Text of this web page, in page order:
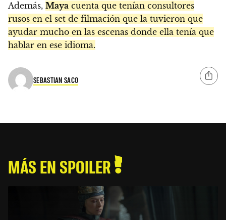
Además, Maya cuenta que tenían consultores
rusos en el set de filmación que la tuvieron que
ayudar mucho en las escenas donde ella tenía que
hablar en ese idioma.
SEBASTIAN SACO
MÁS EN SPOILER